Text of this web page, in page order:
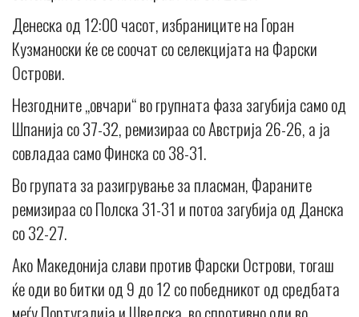
Денеска од 12:00 часот, избраниците на Горан
Кузманоски ќе се соочат со селекцијата на Фарски
Острови.
Незгодните „овчари“ во групната фаза загубија само од
Шпанија со 37-32, ремизираа со Австрија 26-26, а ја
совладаа само Финска со 38-31.
Во групата за разигрување за пласман, Фараните
ремизираа со Полска 31-31 и потоа загубија од Данска
со 32-27.
Ако Македонија слави против Фарски Острови, тогаш
ќе оди во битки од 9 до 12 со победникот од средбата